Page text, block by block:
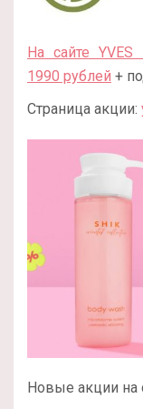
На сайте YVES
1990 рублей +
Страница акции:
Новые акции на